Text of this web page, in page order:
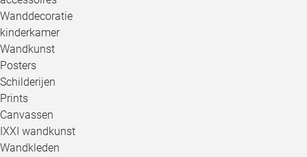
Wanddecoratie
kinderkamer
Wandkunst
Posters
Schilderijen
Prints
Canvassen
IXXI wandkunst
Wandkleden